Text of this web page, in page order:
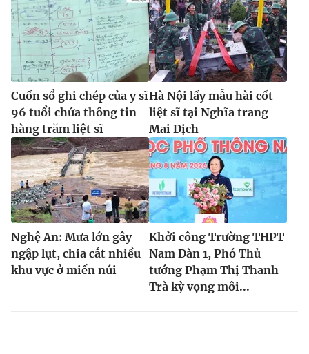
Cuốn sổ ghi chép của y sĩ
96 tuổi chứa thông tin
hàng trăm liệt sĩ
Hà Nội lấy mẫu hài cốt
liệt sĩ tại Nghĩa trang
Mai Dịch
Nghệ An: Mưa lớn gây
ngập lụt, chia cắt nhiều
khu vực ở miền núi
Khởi công Trường THPT
Nam Đàn 1, Phó Thủ
tướng Phạm Thị Thanh
Trà kỳ vọng môi...